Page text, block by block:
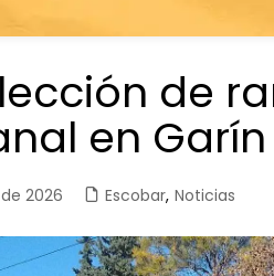
de
en Garín
2026 Escobar, Noticias